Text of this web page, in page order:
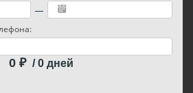
0₽ /0дней